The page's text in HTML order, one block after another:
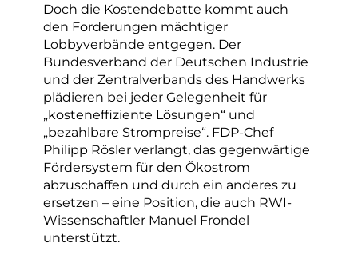
Doch die Kostendebatte kommt auch
den Forderungen mächtiger
Lobbyverbände entgegen. Der
Bundesverband der Deutschen Industrie
und der Zentralverbands des Handwerks
plädieren bei jeder Gelegenheit für
„kosteneffiziente Lösungen“ und
„bezahlbare Strompreise“. FDP-Chef
Philipp Rösler verlangt, das gegenwärtige
Fördersystem für den Ökostrom
abzuschaffen und durch ein anderes zu
ersetzen – eine Position, die auch RWI-
Wissenschaftler Manuel Frondel
unterstützt.